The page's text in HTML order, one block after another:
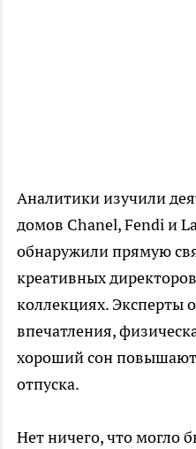
Аналитики изучили
домов Chanel, Fendi и
обнаружили прямую
креативных
коллекциях. Эксперты
впечатления,
хороший сон повышают
отпуска.
Нет ничего, что могло